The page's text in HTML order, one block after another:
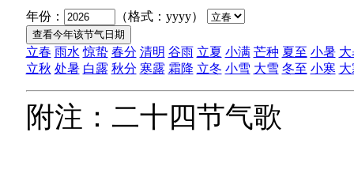
年份： （格式：yyyy）
立春 雨水 惊蛰 春分 清明 谷雨 立夏 小满 芒种 夏至 小暑
立秋 处暑 白露 秋分 寒露 霜降 立冬 小雪 大雪 冬至 小寒
附注：二十四节气歌